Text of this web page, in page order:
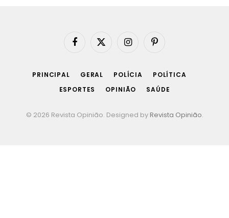
Facebook
X
InstagramPinterest
PRINCIPAL GERAL POLÍCIA
POLÍTICA
ESPORTES
OPINIÃO SAÚDE
© 2026 Revista Opinião. Designed by Revista Opinião.